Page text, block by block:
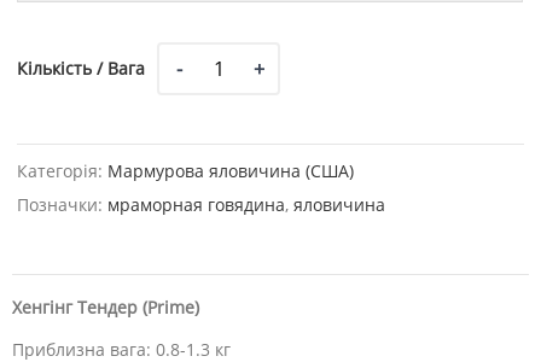
Кількість / Вага
Кількість
Категорія: Мармурова яловичина (США)
Позначки: мраморная говядина,яловичина
Хенгінг Тендер (Prime)
Приблизна вага: 0.8-1.3 кг